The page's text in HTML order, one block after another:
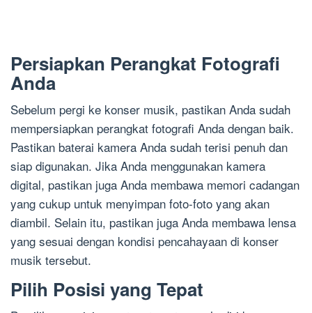
Persiapkan Perangkat Fotografi
Anda
Sebelum pergi ke konser musik, pastikan Anda sudah
mempersiapkan perangkat fotografi Anda dengan baik.
Pastikan baterai kamera Anda sudah terisi penuh dan
siap digunakan. Jika Anda menggunakan kamera
digital, pastikan juga Anda membawa memori cadangan
yang cukup untuk menyimpan foto-foto yang akan
diambil. Selain itu, pastikan juga Anda membawa lensa
yang sesuai dengan kondisi pencahayaan di konser
musik tersebut.
Pilih Posisi yang Tepat